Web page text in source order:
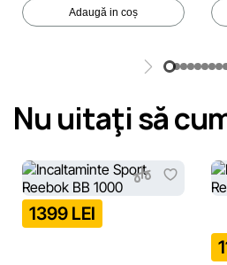
Adaugă in coș
Nu uitaţi să
1399 LEI